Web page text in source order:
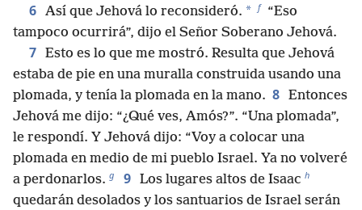
6 Así que Jehová lo reconsideró. * f “Eso
tampoco ocurrirá”, dijo el Señor Soberano Jehová.
7 Esto es lo que me mostró. Resulta que Jehová
estaba de pie en una muralla construida usando una
plomada, y tenía la plomada en la mano. 8 Entonces
Jehová me dijo: “¿Qué ves, Amós?”. “Una plomada”,
le respondí. Y Jehová dijo: “Voy a colocar una
plomada en medio de mi pueblo Israel. Ya no volveré
a perdonarlos. g 9 Los lugares altos de Isaac h
quedarán desolados y los santuarios de Israel serán